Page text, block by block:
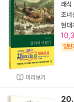
미리보기
래
조너
현대
양탄
20.